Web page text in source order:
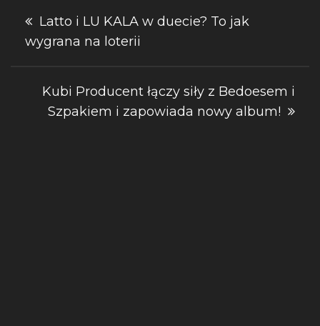
Nawigacja
wpisu
Latto i LU KALA w duecie? To jak
wygrana na loterii
Kubi Producent łączy siły z Bedoesem i
Szpakiem i zapowiada nowy album!